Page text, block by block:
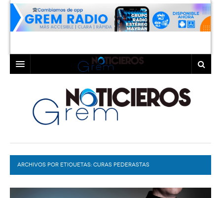
LAGUNA
TORREÓN
GÓMEZ PALACIO
LERDO
COAHUILA
DURANGO
DEPORTES
ARCHIVOS POR ETIQUETAS: CURAS PEDERASTAS